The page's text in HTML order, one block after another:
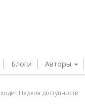
Блоги Авторы
Неделя доступности